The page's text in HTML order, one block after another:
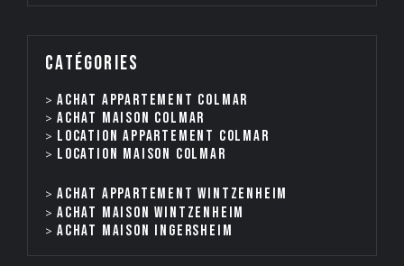
catégories
Achat appartement Colmar
Achat maison Colmar
Location appartement Colmar
Location maison Colmar
Achat appartement Wintzenheim
Achat maison Wintzenheim
Achat maison Ingersheim